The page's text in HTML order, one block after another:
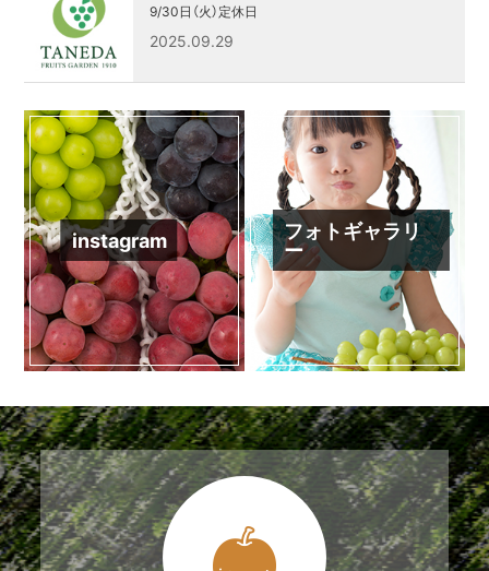
9/30日（火）定休日
2025.09.29
instagram フォトギャラリ
ー